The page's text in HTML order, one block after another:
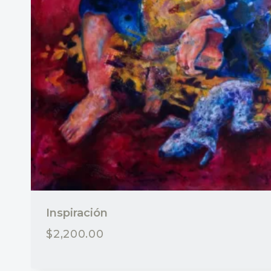
Inspiración
$2,200.00